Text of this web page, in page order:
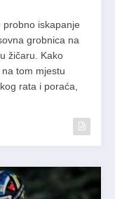
iskapanje
grobnica na
žičaru. Kako
tom mjestu
rata i poraća,